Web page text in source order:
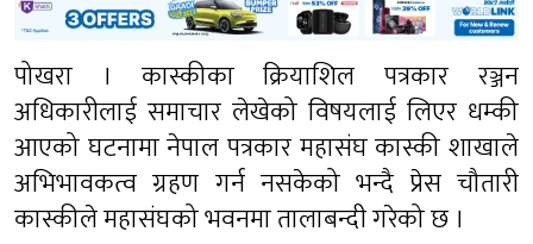
पोखरा । कास्कीका क्रियाशिल पत्रकार रञ्जन
अधिकारीलाई समाचार लेखेको विषयलाई लिएर धम्की
आएको घटनामा नेपाल पत्रकार महासंघ कास्की शाखाले
अभिभावकत्व ग्रहण गर्न नसकेको भन्दै प्रेस चौतारी
कास्कीले महासंघको भवनमा तालाबन्दी गरेको छ ।